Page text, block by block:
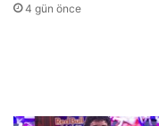
4 gün önce